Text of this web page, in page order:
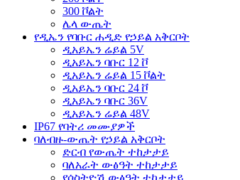
300 ቮልት
ሌላ ውጤት
የዲኤን የባቡር ሐዲድ የኃይል አቅርቦት
ዲአይኤን ሬይል 5V
ዲአይኤን ባቡር 12 ቮ
ዲአይኤን ሬይል 15 ቮልት
ዲአይኤን ባቡር 24 ቮ
ዲአይኤን ባቡር 36V
ዲአይኤን ሬይል 48V
IP67 የባትሪ መሙያዎች
ባለብዙ-ውጤት የኃይል አቅርቦት
ድርብ የውጤት ተከታታይ
ባለአራት ውፅዓት ተከታታይ
የሶስትዮሽ ውፅዓት ተከታታይ